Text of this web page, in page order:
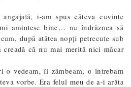
i-am spus câteva cuvinte
amintesc bine… nu îndrăznea să
după atâtea nopți petrecute sub
creadă că nu mai merită nici măcar
o vedeam, îi zâmbeam, o întrebam
vorbe. Era felul meu de a-i arăta